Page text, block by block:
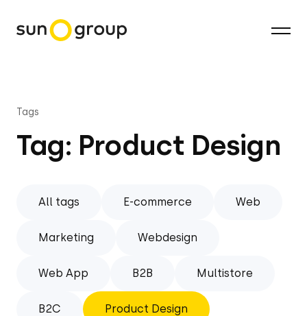
Tags
Tag: Product Design
All tags E-commerce Web
Marketing Webdesign
Web App B2B Multistore
B2C Product Design